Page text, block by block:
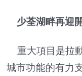
少荃湖畔再迎
重大項目是拉
城市功能的有力